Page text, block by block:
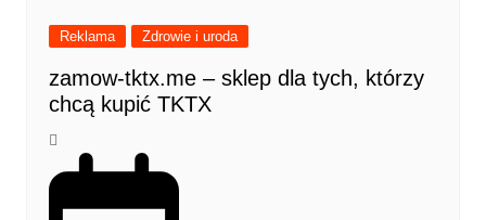
Reklama Zdrowie i uroda
zamow-tktx.me – sklep dla tych, którzy
chcą kupić TKTX